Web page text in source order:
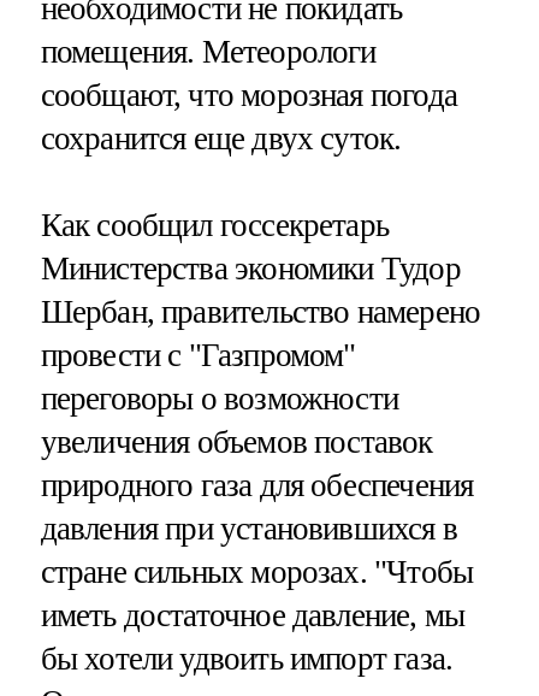
необходимости не покидать
помещения. Метеорологи
сообщают, что морозная погода
сохранится еще двух суток.
Как сообщил госсекретарь
Министерства экономики Тудор
Шербан, правительство намерено
провести с "Газпромом"
переговоры о возможности
увеличения объемов поставок
природного газа для обеспечения
давления при установившихся в
стране сильных морозах. "Чтобы
иметь достаточное давление, мы
бы хотели удвоить импорт газа.